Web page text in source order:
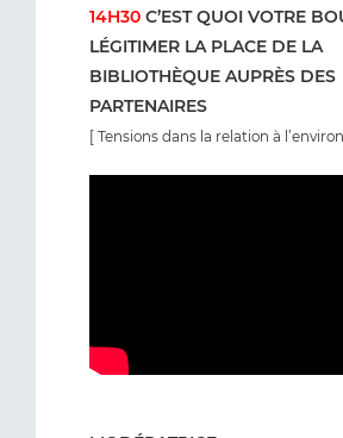
14H30 C’EST QUOI VOTRE
LÉGITIMER LA PLACE DE LA
BIBLIOTHÈQUE AUPRÈS DES
PARTENAIRES
[ Tensions dans la relation à